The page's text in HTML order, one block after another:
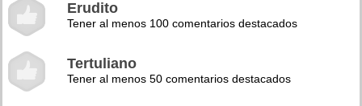
Erudito
Tener al menos 100 comentarios destacados
Tertuliano
Tener al menos 50 comentarios destacados